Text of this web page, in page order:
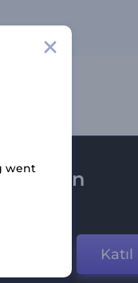
olun
Katıl
went